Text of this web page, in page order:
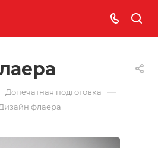
Допечатная подготовка —
флаера